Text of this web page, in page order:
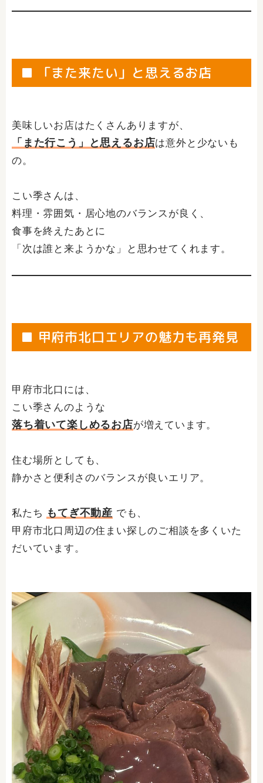
■ 「また来たい」と思えるお店
美味しいお店はたくさんありますが、
「また行こう」と思えるお店は意外と少ないも
の。
こい季さんは、
料理・雰囲気・居心地のバランスが良く、
食事を終えたあとに
「次は誰と来ようかな」と思わせてくれます。
■ 甲府市北口エリアの魅力も再発見
甲府市北口には、
こい季さんのような
落ち着いて楽しめるお店が増えています。
住む場所としても、
静かさと便利さのバランスが良いエリア。
私たち もてぎ不動産 でも、
甲府市北口周辺の住まい探しのご相談を多くいた
だいています。